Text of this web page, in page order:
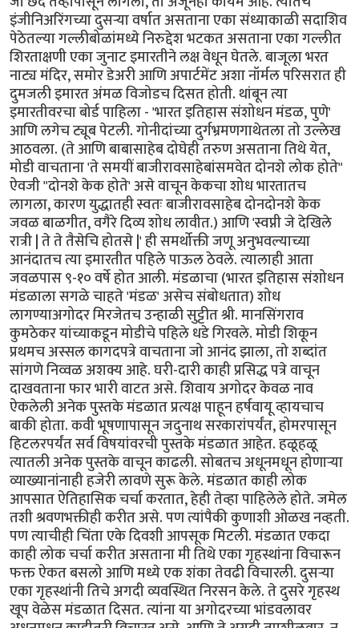
इंजीनिअरिंगच्या दुसर्‍या वर्षात असताना एका संध्याकाळी सदाशिव
पेठेतल्या गल्लीबोळांमध्ये निरुद्देश भटकत असताना एका गल्लीत
शिरताक्षणी एका जुनाट इमारतीने लक्ष वेधून घेतले. बाजूला भरत
नाट्य मंदिर, समोर डेअरी आणि अपार्टमेंट अशा नॉर्मल परिसरात ही
दुमजली इमारत अंमळ विजोडच दिसत होती. थांबून त्या
इमारतीवरचा बोर्ड पाहिला - 'भारत इतिहास संशोधन मंडळ, पुणे'
आणि लगेच ट्यूब पेटली. गोनीदांच्या दुर्गभ्रमणगाथेतला तो उल्लेख
आठवला. (ते आणि बाबासाहेब दोघेही तरुण असताना तिथे येत,
मोडी वाचताना 'ते समयीं बाजीरावसाहेबांसमवेत दोनशे लोक होते"
ऐवजी "दोनशे केक होते' असे वाचून केकचा शोध भारतातच
लागला, कारण युद्धातही स्वतः बाजीरावसाहेब दोनदोनशे केक
जवळ बाळगीत, वगैरे दिव्य शोध लावीत.) आणि 'स्वप्नी जे देखिले
रात्री | ते ते तैसेचि होतसे |' ही समर्थोक्ती जणू अनुभवल्याच्या
आनंदातच त्या इमारतीत पहिले पाऊल ठेवले. त्यालाही आता
जवळपास ९-१० वर्षे होत आली. मंडळाचा (भारत इतिहास संशोधन
मंडळाला सगळे चाहते 'मंडळ' असेच संबोधतात) शोध
लागण्याअगोदर मिरजेतच उन्हाळी सुट्टीत श्री. मानसिंगराव
कुमठेकर यांच्याकडून मोडीचे पहिले धडे गिरवले. मोडी शिकून
प्रथमच अस्सल कागदपत्रे वाचताना जो आनंद झाला, तो शब्दांत
सांगणे निव्वळ अशक्य आहे. घरी-दारी काही प्रसिद्ध पत्रे वाचून
दाखवताना फार भारी वाटत असे. शिवाय अगोदर केवळ नाव
ऐकलेली अनेक पुस्तके मंडळात प्रत्यक्ष पाहून हर्षवायू व्हायचाच
बाकी होता. कवी भूषणापासून जदुनाथ सरकारांपर्यंत, होमरपासून
हिटलरपर्यंत सर्व विषयांवरची पुस्तके मंडळात आहेत. हळूहळू
त्यातली अनेक पुस्तके वाचून काढली. सोबतच अधूनमधून होणार्‍या
व्याख्यानांनाही हजेरी लावणे सुरू केले. मंडळात काही लोक
आपसात ऐतिहासिक चर्चा करतात, हेही तेव्हा पाहिलेले होते. जमेल
तशी श्रवणभक्तीही करीत असे. पण त्यांपैकी कुणाशी ओळख नव्हती.
पण त्याचीही चिंता एके दिवशी आपसूक मिटली. मंडळात एकदा
काही लोक चर्चा करीत असताना मी तिथे एका गृहस्थांना विचारून
फक्त ऐकत बसलो आणि मध्ये एक शंका तेवढी विचारली. दुसर्‍या
एका गृहस्थांनी तिचे अगदी व्यवस्थित निरसन केले. ते दुसरे गृहस्थ
खूप वेळेस मंडळात दिसत. त्यांना या अगोदरच्या भांडवलावर